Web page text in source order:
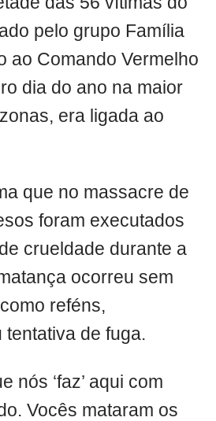
pelo grupo Família
ao Comando Vermelho
dia do ano na maior
era ligada ao
que no massacre de
foram executados
crueldade durante a
ocorreu sem
reféns,
de fuga.
nós ‘faz’ aqui com
Vocês mataram os